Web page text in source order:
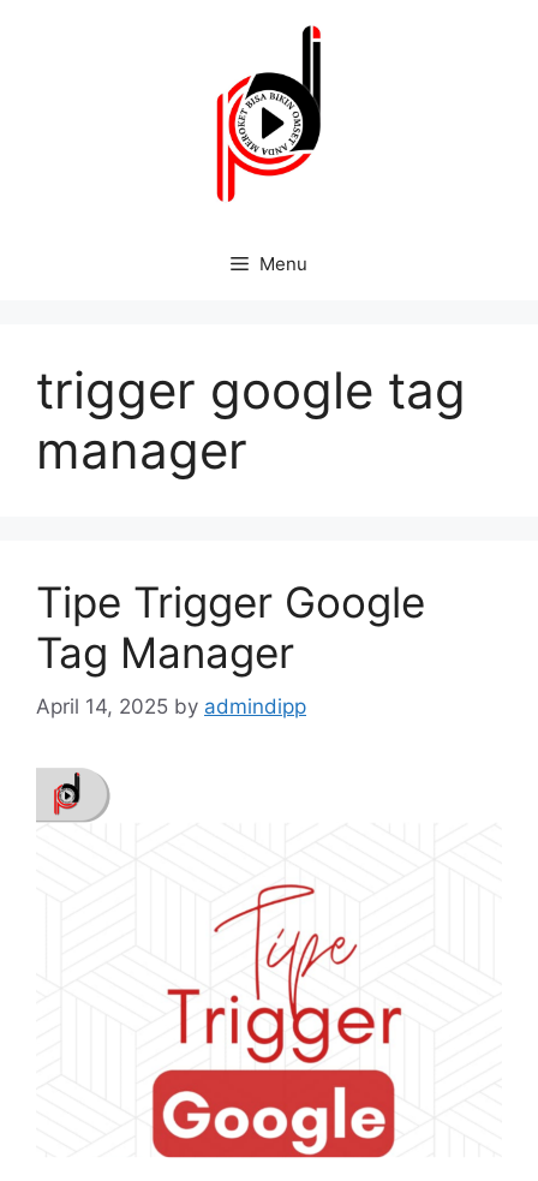
Menu
trigger google tag
manager
Tipe Trigger Google
Tag Manager
April 14, 2025 by admindipp